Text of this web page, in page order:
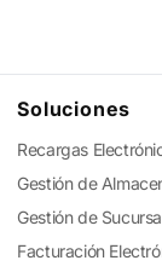
Soluciones
Recargas
Gestión de
Gestión de
Facturación